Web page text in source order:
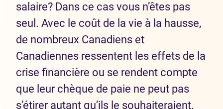
salaire? Dans ce cas vous n’êtes pas
seul. Avec le coût de la vie à la hausse,
de nombreux Canadiens et
Canadiennes ressentent les effets de la
crise financière ou se rendent compte
que leur chèque de paie ne peut pas
s’étirer autant qu’ils le souhaiteraient.